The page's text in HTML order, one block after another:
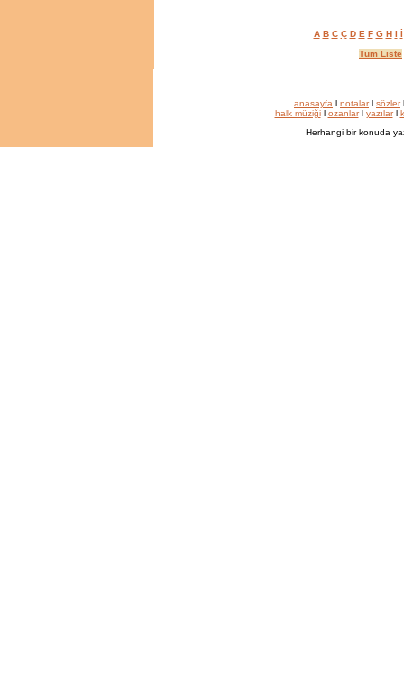
A B C Ç D E F G H I İ
Tüm Liste
anasayfa l notalarl sözler
halk müziğil ozanlarl yazılarl
Herhangi bir konuda